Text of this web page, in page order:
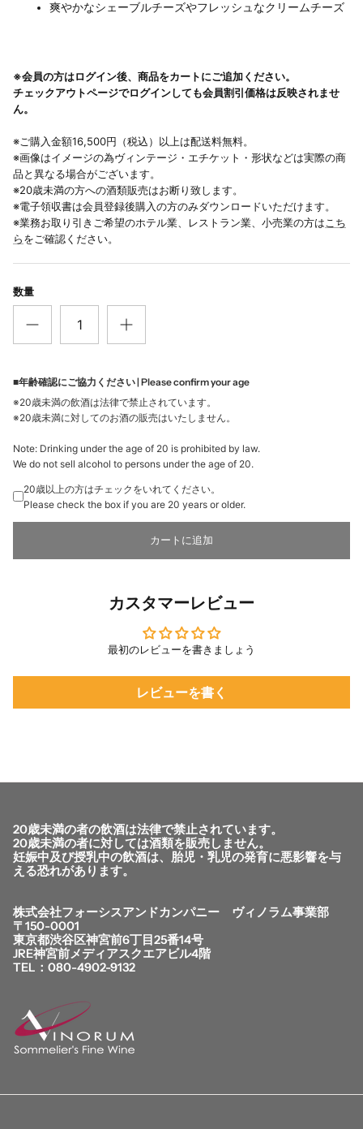
爽やかなシェーブルチーズやフレッシュなクリームチーズ
※会員の方はログイン後、商品をカートにご追加ください。
チェックアウトページでログインしても会員割引価格は反映されませ
ん。
※ご購入金額16,500円（税込）以上は配送料無料。
※画像はイメージの為ヴィンテージ・エチケット・形状などは実際の商
品と異なる場合がございます。
※20歳未満の方への酒類販売はお断り致します。
※電子領収書は会員登録後購入の方のみダウンロードいただけます。
※業務お取り引きご希望のホテル業、レストラン業、小売業の方は こち
らをご確認ください。
数量
■年齢確認にご協力ください | Please confirm your age
※20歳未満の飲酒は法律で禁止されています。
※20歳未満に対してのお酒の販売はいたしません。
Note: Drinking under the age of 20 is prohibited by law.
We do not sell alcohol to persons under the age of 20.
20歳以上の方はチェックをいれてください。
Please check the box if you are 20 years or older.
カートに追加
カスタマーレビュー
最初のレビューを書きましょう
レビューを書く
20歳未満の者の飲酒は法律で禁止されています。
20歳未満の者に対しては酒類を販売しません。
妊娠中及び授乳中の飲酒は、胎児・乳児の発育に悪影響を与
える恐れがあります。
株式会社フォーシスアンドカンパニー ヴィノラム事業部
〒150-0001
東京都渋谷区神宮前6丁目25番14号
JRE神宮前メディアスクエアビル4階
TEL：080-4902-9132